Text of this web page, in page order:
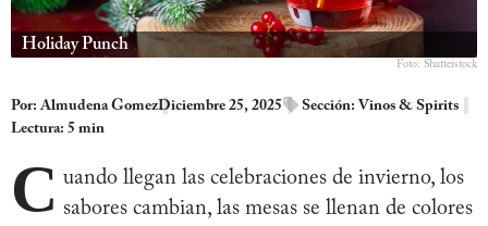
Holiday Punch
Foto: Shutterstock
Por:Almudena GomezDiciembre 25, 2025 Sección: Vinos & Spirits
Lectura: 5 min
C uando llegan las celebraciones de invierno, los
sabores cambian, las mesas se llenan de colores